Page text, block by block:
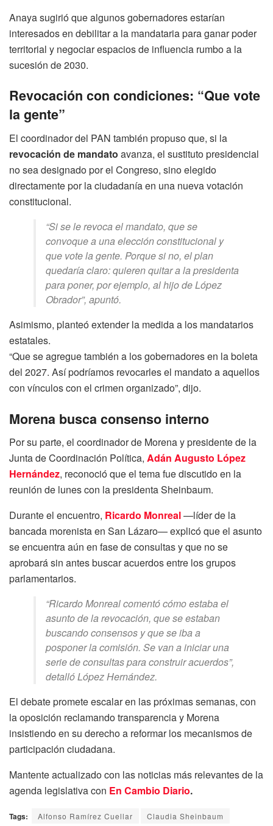
Anaya sugirió que algunos gobernadores estarían
interesados en debilitar a la mandataria para ganar poder
territorial y negociar espacios de influencia rumbo a la
sucesión de 2030.
Revocación con condiciones: “Que vote
la gente”
El coordinador del PAN también propuso que, si la
revocación de mandato avanza, el sustituto presidencial
no sea designado por el Congreso, sino elegido
directamente por la ciudadanía en una nueva votación
constitucional.
“Si se le revoca el mandato, que se
convoque a una elección constitucional y
que vote la gente. Porque si no, el plan
quedaría claro: quieren quitar a la presidenta
para poner, por ejemplo, al hijo de López
Obrador”, apuntó.
Asimismo, planteó extender la medida a los mandatarios
estatales.
“Que se agregue también a los gobernadores en la boleta
del 2027. Así podríamos revocarles el mandato a aquellos
con vínculos con el crimen organizado”, dijo.
Morena busca consenso interno
Por su parte, el coordinador de Morena y presidente de la
Junta de Coordinación Política, Adán Augusto López
Hernández, reconoció que el tema fue discutido en la
reunión de lunes con la presidenta Sheinbaum.
Durante el encuentro, Ricardo Monreal—líder de la
bancada morenista en San Lázaro— explicó que el asunto
se encuentra aún en fase de consultas y que no se
aprobará sin antes buscar acuerdos entre los grupos
parlamentarios.
“Ricardo Monreal comentó cómo estaba el
asunto de la revocación, que se estaban
buscando consensos y que se iba a
posponer la comisión. Se van a iniciar una
serie de consultas para construir acuerdos”,
detalló López Hernández.
El debate promete escalar en las próximas semanas, con
la oposición reclamando transparencia y Morena
insistiendo en su derecho a reformar los mecanismos de
participación ciudadana.
Mantente actualizado con las noticias más relevantes de la
agenda legislativa con En Cambio Diario.
Tags: Alfonso Ramírez Cuellar Claudia Sheinbaum